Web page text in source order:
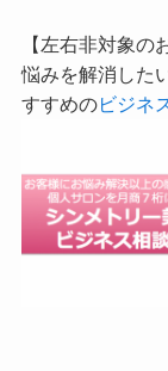
【左右非対象の
悩みを解消した
すすめのビジネ